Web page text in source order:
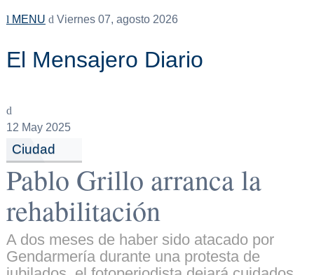
MENU Viernes 07, agosto 2026
El Mensajero Diario
12 May 2025
Ciudad
Pablo Grillo arranca la
rehabilitación
A dos meses de haber sido atacado por
Gendarmería durante una protesta de